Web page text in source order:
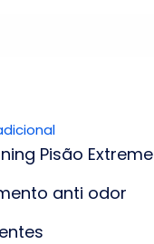
Pisão Extreme
anti odor